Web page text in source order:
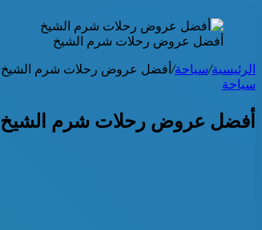
أفضل عروض رحلات شرم الشيخ
الرئيسية/سياحة/ أفضل عروض رحلات شرم الشيخ 2022 بالانتقالات
سياحة
أفضل عروض رحلات شرم الشيخ 2022 بالانتقالات